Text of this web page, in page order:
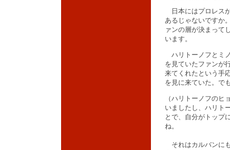
日本にはプロレス
あるじゃないですか
ァンの層が決まって
います。
ハリトーノフとミ
を見ていたファンが
来てくれたという手
を見に来ていた。で
（ハリトーノフの
いましたし、ハリト
とで、自分がトップ
ね。
それはカルバンに